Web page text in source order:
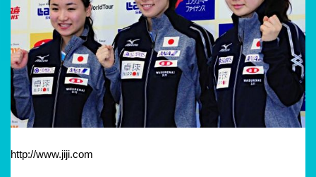
http://www.jiji.com